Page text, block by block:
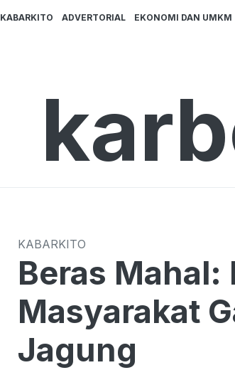
KABARKITO ADVERTORIAL EKONOMI DAN UMKM
KABARKITO
Beras Mahal:
Masyarakat
Jagung